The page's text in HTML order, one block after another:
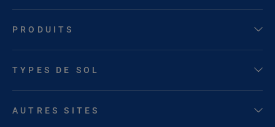
PRODUITS
TYPES DE SOL
AUTRES SITES